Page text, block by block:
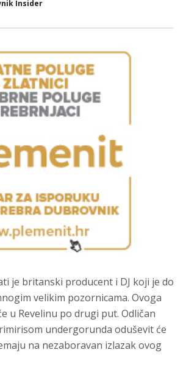
Insider
je britanski producent i DJ koji je do
velikim pozornicama. Ovoga
u Revelinu po drugi put. Odličan
undergorunda oduševit će
na nezaboravan izlazak ovog